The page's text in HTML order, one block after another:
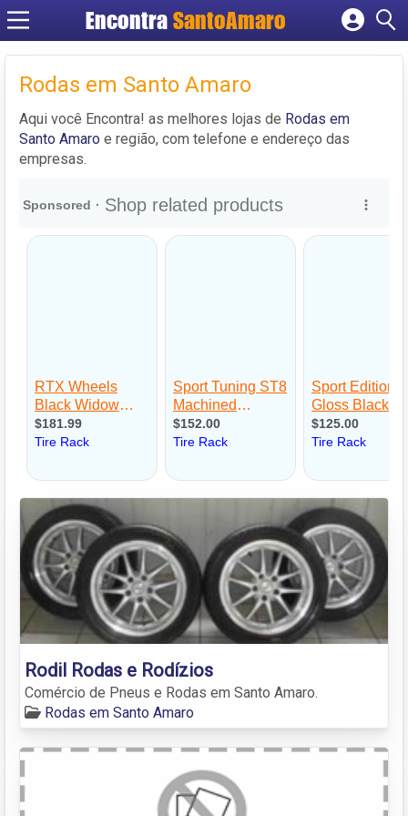
Encontra SantoAmaro
Cadastrar empresa
Criar conta
Rodas em Santo Amaro
Aqui você Encontra! as melhores lojas de Rodas em
Santo Amaro e região, com telefone e endereço das
empresas.
Rodil Rodas e Rodízios
Comércio de Pneus e Rodas em Santo Amaro.
Rodas em Santo Amaro